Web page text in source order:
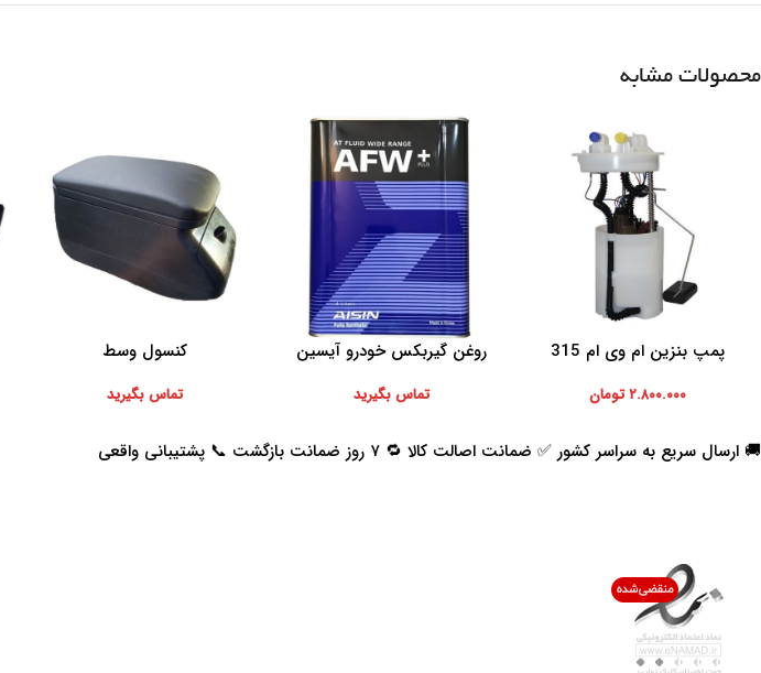
محصولات مشابه
افزودن به سبد خرید
پمپ بنزین ام وی ام 315
۲.۸۰۰.۰۰۰تومان
اطلاعات بیشتر
روغن گیربکس خودرو آیسین
تماس بگیرید
اطلاعات بیشترکنسول وسط
تماس بگیرید
🚚 ارسال سریع به سراسر کشور ✅ ضمانت اصالت کالا 🔁 ۷ روز ضمانت بازگشت 📞 پشتیبانی واقعی